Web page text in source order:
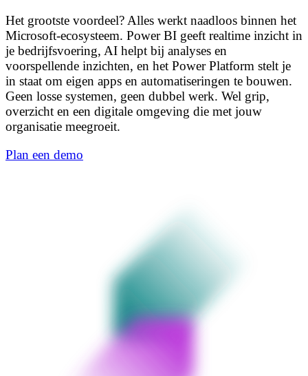
Het grootste voordeel? Alles werkt naadloos binnen het
Microsoft-ecosysteem. Power BI geeft realtime inzicht in
je bedrijfsvoering, AI helpt bij analyses en
voorspellende inzichten, en het Power Platform stelt je
in staat om eigen apps en automatiseringen te bouwen.
Geen losse systemen, geen dubbel werk. Wel grip,
overzicht en een digitale omgeving die met jouw
organisatie meegroeit.
Plan een demo